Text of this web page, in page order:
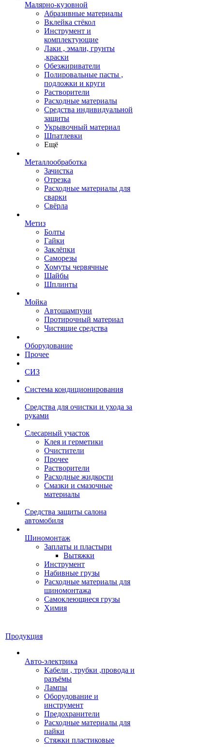
Малярно-кузовной
Абразивные материалы
Вклейка стёкол
Инструмент и
комплектующие
Лаки , эмали, грунты
,краски
Обезжириватели
Полировальные пасты ,
подложки и круги
Растворители
Расходные материалы
Средства индивидуальной
защиты
Укрывочный материал
Шпатлевки
Ещё
Металлообработка
Зачистка
Отрезка
Расходные материалы для
сварки
Свёрла
Метиз
Болты
Гайки
Заклёпки
Саморезы
Хомуты червячные
Шайбы
Шплинты
Мойка
Автошампуни
Протирочный материал
Чистящие средства
Оборудование
Прочее
СИЗ
Система кондиционирования
Средства для очистки и ухода за
руками
Слесарный участок
Клея и герметики
Очистители
Прочее
Растворители
Расходные жидкости
Смазки и смазочные
материалы
Средства защиты салона
автомобиля
Шиномонтаж
Заплаты и пластыри
Вытяжки
Инструмент
Набивные грузы
Расходные материалы для
шиномонтажа
Самоклеющиеся грузы
Химия
Продукция
Авто-электрика
Кабели , трубки ,провода и
разъёмы
Лампы
Оборудование и
инструмент
Предохранители
Расходные материалы для
пайки
Стяжки пластиковые